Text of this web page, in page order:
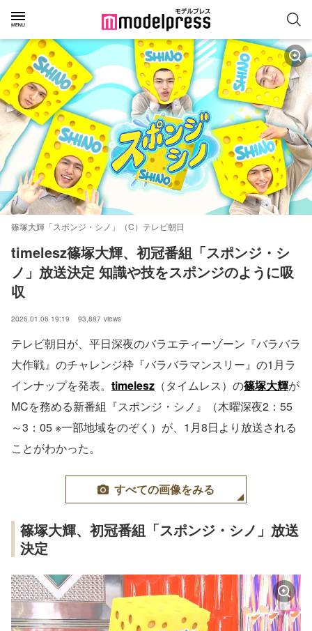
篠塚大輝「スポンジ・シノ」（C）テレビ朝日
timelesz篠塚大輝、初冠番組「スポンジ・シ
ノ」放送決定 知識や技をスポンジのように吸
収
2026.01.06 19:19 93,887 views
テレビ朝日が、平日深夜のバラエティーゾーン『バラバラ
大作戦』のチャレンジ枠『バラバラマンスリー』の1月ラ
インナップを発表。 timelesz （タイムレス）の篠塚大輝が
MCを務める新番組『スポンジ・シノ』（木曜深夜2：55
～3：05 ※一部地域をのぞく）が、1月8日より放送される
ことがわかった。
すべての画像をみる
篠塚大輝、初冠番組「スポンジ・シノ」放送
決定